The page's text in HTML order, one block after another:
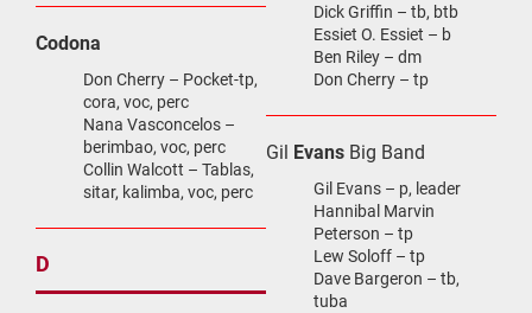
Codona
Don Cherry – Pocket-tp,
cora, voc, perc
Nana Vasconcelos –
berimbao, voc, perc
Collin Walcott – Tablas,
sitar, kalimba, voc, perc
D
Dick Griffin – tb, btb
Essiet O. Essiet – b
Ben Riley – dm
Don Cherry – tp
Gil Evans Big Band
Gil Evans – p, leader
Hannibal Marvin
Peterson – tp
Lew Soloff – tp
Dave Bargeron – tb,
tuba